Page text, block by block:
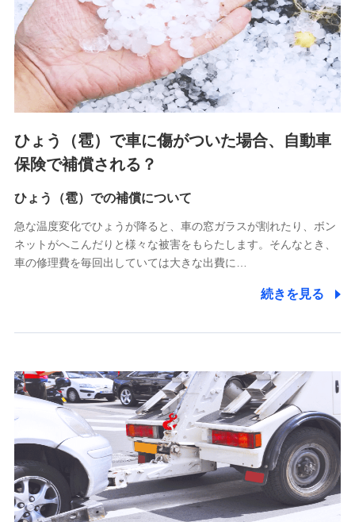
るために利用させていただくことがあります。）
上記に係る連絡・手続き・管理等付帯業務を行うため
3.セミナー募集サイトから取得した個人情報
各種セミナーの案内、開催のため
上記に係る連絡・手続き・管理等付帯業務を行うため
4.家族・友達紹介にて取得した個人情報
被紹介者への連絡、及び当社と取引のあるもしくは委託を受
けている保険会社・提携会社の保険その他に関する情報を提
供し、金融商品等の契約を勧奨するため
アンケートやキャンペーン等の実施のため
上記に係る連絡・手続き・管理等付帯業務を行うため
5.通話録音にて取得する情報
7.社員（従業者）の個人情報
人事･勤怠･健康・労務等の管理、給与支給、福利厚生・採用
退職関連処理等の各種手続きのため、当社と従業員または従
業員同士の連絡のため
8.取引先個人情報
取引先としての選定業務、営業情報の提供業務、契約締結手
続き業務、取引管理業務、およびこれらに準ずる業務の遂行
ひょう（雹）で車に傷がついた場合、自動車
保険で補償される？
ひょう（雹）での補償について
急な温度変化でひょうが降ると、車の窓ガラスが割れたり、ボン
ネットがへこんだりと様々な被害をもらたします。そんなとき、
車の修理費を毎回出していては大きな出費に…
続きを見る